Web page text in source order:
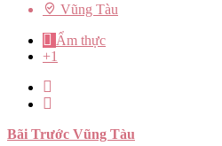
Vũng Tàu
Ẩm thực
+1
Bãi Trước Vũng Tàu